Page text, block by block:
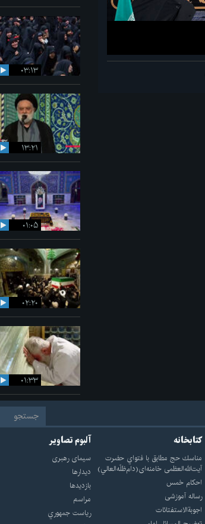
۰۳:۱۳
۱۳:۲۱
۰۱:۰۵
۰۲:۲۰
۰۱:۳۳
کتابخانه
مناسك حج مطابق با فتواي حضرت
آيت‌الله‌العظمى خامنه‌اى(دام‌ظلّه‌العالي)
احکام خمس
رساله آموزشی
اجوبة‌الاستفتائات
آلبوم تصاویر
سيماى رهبرى
ديدارها
بازديدها
مراسم
رياست جمهوري